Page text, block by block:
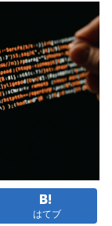
はてブ